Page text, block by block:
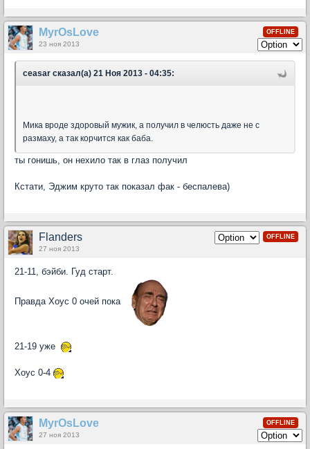
OFFLINE
MyrOsLove
23 ноя 2013
ceasar сказал(а) 21 Ноя 2013 - 04:35:
Мика вроде здоровый мужик, а получил в челюсть даже не с
размаху, а так корчится как баба.
ты гонишь, он нехило так в глаз получил
Кстати, Эджим круто так показал фак - беспалева)
OFFLINE
Flanders
27 ноя 2013
21-11, бэйби. Гуд старт.
Правда Хоус 0 очей пока
21-19 уже
Хоус 0-4
OFFLINE
MyrOsLove
27 ноя 2013